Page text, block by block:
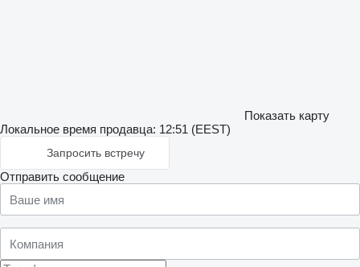
Показать карту
Локальное время продавца: 12:51 (EEST)
Запросить встречу
Отправить сообщение